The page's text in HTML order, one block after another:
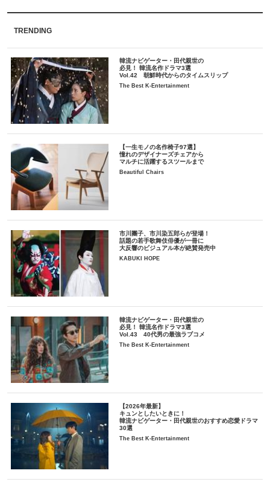
TRENDING
韓流ナビゲーター・田代親世の
必見！ 韓流名作ドラマ3選
Vol.42 朝鮮時代からのタイムスリップ
The Best K-Entertainment
【一生モノの名作椅子97選】
憧れのデザイナーズチェアから
マルチに活躍するスツールまで
Beautiful Chairs
市川團子、市川染五郎らが登場！
話題の若手歌舞伎俳優が一冊に
大反響のビジュアル本が絶賛発売中
KABUKI HOPE
韓流ナビゲーター・田代親世の
必見！ 韓流名作ドラマ3選
Vol.43 40代男の最強ラブコメ
The Best K-Entertainment
【2026年最新】
キュンとしたいときに！
韓流ナビゲーター・田代親世のおすすめ恋愛ドラマ
30選
The Best K-Entertainment